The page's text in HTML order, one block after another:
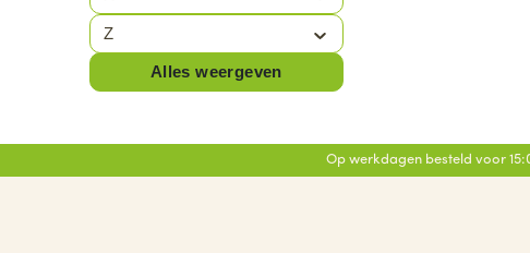
(60)
BRUNOTTI
(6)
BUFF
(16)
BULLPADEL
(57)
BULLS
Z
Alles weergeven
Op werkdagen besteld voor